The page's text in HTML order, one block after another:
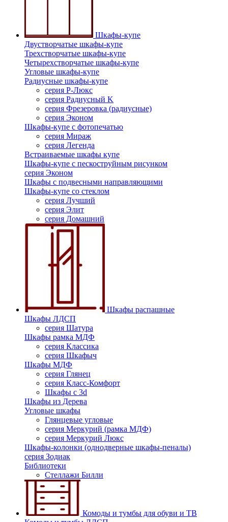
Шкафы-купе
Двустворчатые шкафы-купе
Трехстворчатые шкафы-купе
Четырехстворчатые шкафы-купе
Угловые шкафы-купе
Радиусные шкафы-купе
серия Р-Люкс
серия Радиусный K
серия Фрезеровка (радиусные)
серия Эконом
Шкафы-купе с фотопечатью
серия Мираж
серия Легенда
Встраиваемые шкафы купе
Шкафы-купе с пескоструйным рисунком
серия Эконом
Шкафы с подвесными направляющими
Шкафы-купе со стеклом
серия Лучший
серия Элит
серия Домашний
Шкафы распашные
Шкафы ЛДСП
серия Шатура
Шкафы рамка МДФ
серия Классика
серия Шкафыч
Шкафы МДФ
серия Глянец
серия Класс-Комфорт
Шкафы с 3d
Шкафы из Дерева
Угловые шкафы
Глянцевые угловые
серия Меркурий (рамка МДФ)
серия Меркурий Люкс
Шкафы-колонки (однодверные шкафы-пеналы)
серия Зодиак
Библиотеки
Стеллажи Билли
Комоды и тумбы для обуви и ТВ